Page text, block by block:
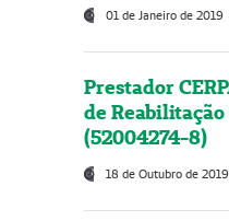
01 de Janeiro de 2019
Prestador
de
(52004274-8)
18 de Outubro de 2019